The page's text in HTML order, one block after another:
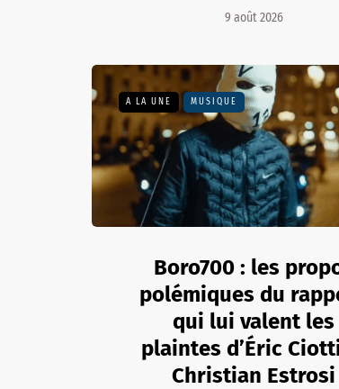
9 août 2026
A LA UNE MUSIQUE
Boro700 : les
polémiques du
qui lui valent les
plaintes d’Éric
Christian Estrosi